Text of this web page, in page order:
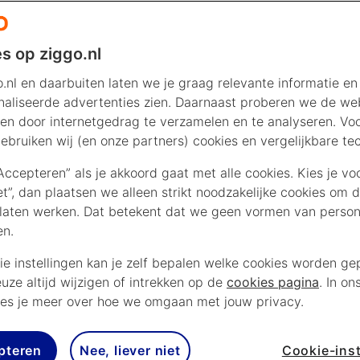
Sainz Sr. keerde na zijn indrukwekkende
2025. Na zijn Crash in etappe 2 heeft de FIA zijn
op ziggo.nl
en daarbuiten laten we je graag relevante informatie en
advertenties zien. Daarnaast proberen we de
door internetgedrag te verzamelen en te analyseren.
wij (en onze partners) cookies en vergelijkbare
als je akkoord gaat met alle cookies. Kies je
dan plaatsen we alleen strikt noodzakelijke cookies om
werken. Dat betekent dat we geen vormen van
instellingen kan je zelf bepalen welke cookies worden
altijd wijzigen of intrekken op de cookies pagina. In
je meer over hoe we omgaan met jouw privacy.
Nee, liever niet Cookie-